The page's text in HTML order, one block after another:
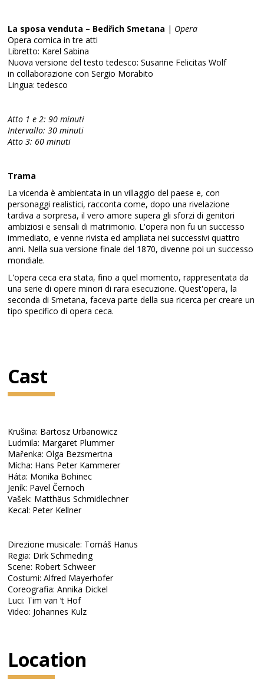
La sposa venduta – Bedřich Smetana | Opera
Opera comica in tre atti
Libretto: Karel Sabina
Nuova versione del testo tedesco: Susanne Felicitas Wolf
in collaborazione con Sergio Morabito
Lingua: tedesco
Atto 1 e 2: 90 minuti
Intervallo: 30 minuti
Atto 3: 60 minuti
Trama
La vicenda è ambientata in un villaggio del paese e, con
personaggi realistici, racconta come, dopo una rivelazione
tardiva a sorpresa, il vero amore supera gli sforzi di genitori
ambiziosi e sensali di matrimonio. L'opera non fu un successo
immediato, e venne rivista ed ampliata nei successivi quattro
anni. Nella sua versione finale del 1870, divenne poi un successo
mondiale.
L'opera ceca era stata, fino a quel momento, rappresentata da
una serie di opere minori di rara esecuzione. Quest'opera, la
seconda di Smetana, faceva parte della sua ricerca per creare un
tipo specifico di opera ceca.
Cast
Krušina: Bartosz Urbanowicz
Ludmila: Margaret Plummer
Mařenka: Olga Bezsmertna
Mícha: Hans Peter Kammerer
Háta: Monika Bohinec
Jeník: Pavel Černoch
Vašek: Matthäus Schmidlechner
Kecal: Peter Kellner
Direzione musicale: Tomáš Hanus
Regia: Dirk Schmeding
Scene: Robert Schweer
Costumi: Alfred Mayerhofer
Coreografia: Annika Dickel
Luci: Tim van ’t Hof
Video: Johannes Kulz
Location